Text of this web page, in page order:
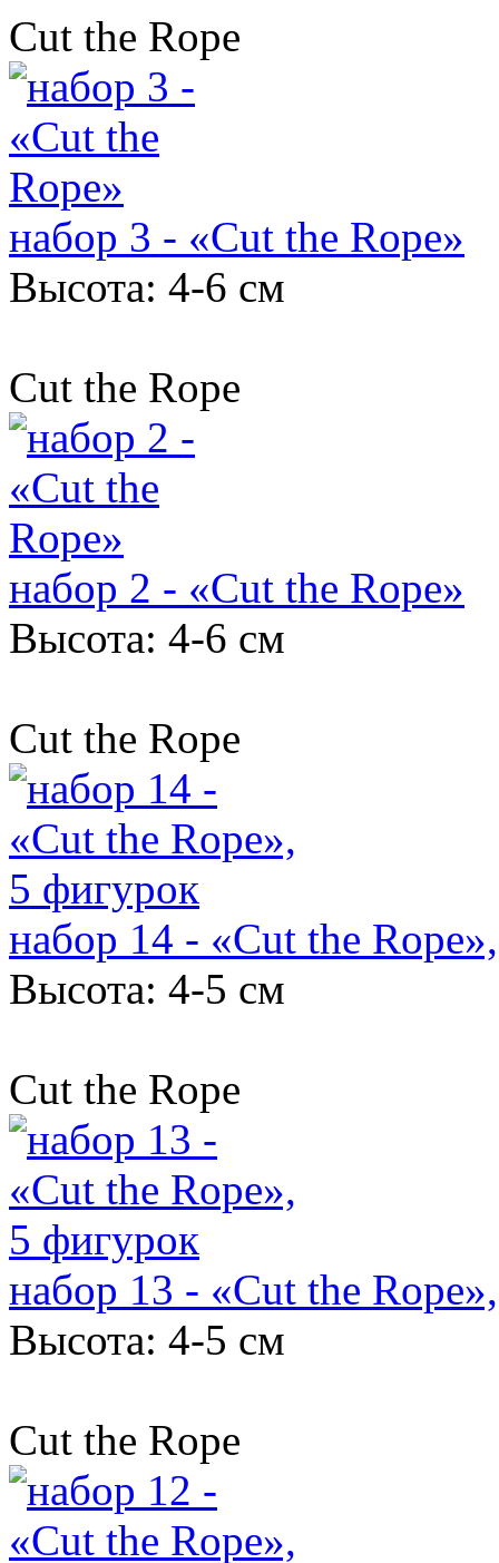
Cut the Rope
набор 3 - «Cut the Rope»
Высота: 4-6 см
Cut the Rope
набор 2 - «Cut the Rope»
Высота: 4-6 см
Cut the Rope
набор 14 - «Cut the
Высота: 4-5 см
Cut the Rope
набор 13 - «Cut the
Высота: 4-5 см
Cut the Rope